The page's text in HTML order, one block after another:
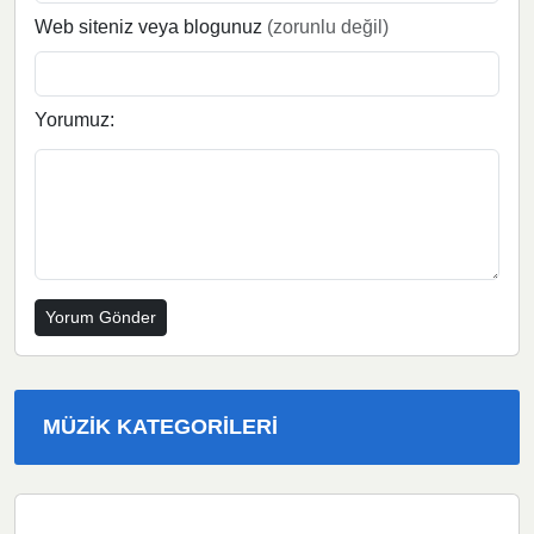
Web siteniz veya blogunuz (zorunlu değil)
Yorumuz:
MÜZIK KATEGORILERI